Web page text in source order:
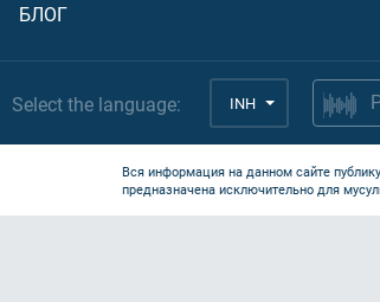
БЛОГ
Select the language: INH
Вся информация на данном сайте
предназначена исключительно для